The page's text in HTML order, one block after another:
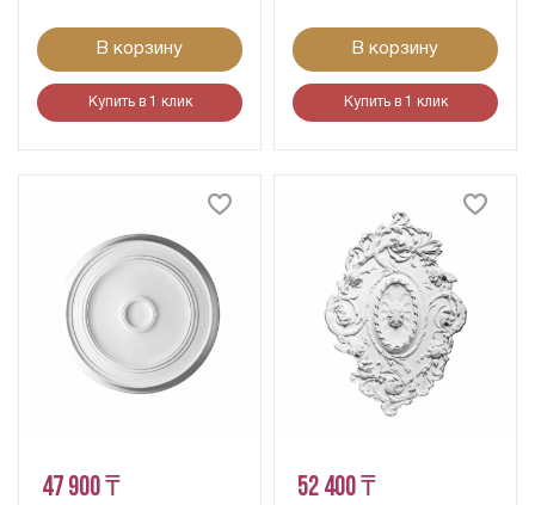
В корзину
Купить в 1 клик
В корзину
Купить в 1 клик
47 900 ₸ 52 400 ₸